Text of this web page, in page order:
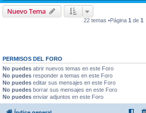
Nuevo Tema
22 temas •Página 1 de 1
PERMISOS DEL FORO
No puedes abrir nuevos temas en este Foro
No puedes responder a temas en este Foro
No puedes editar sus mensajes en este Foro
No puedes borrar sus mensajes en este Foro
No puedes enviar adjuntos en este Foro